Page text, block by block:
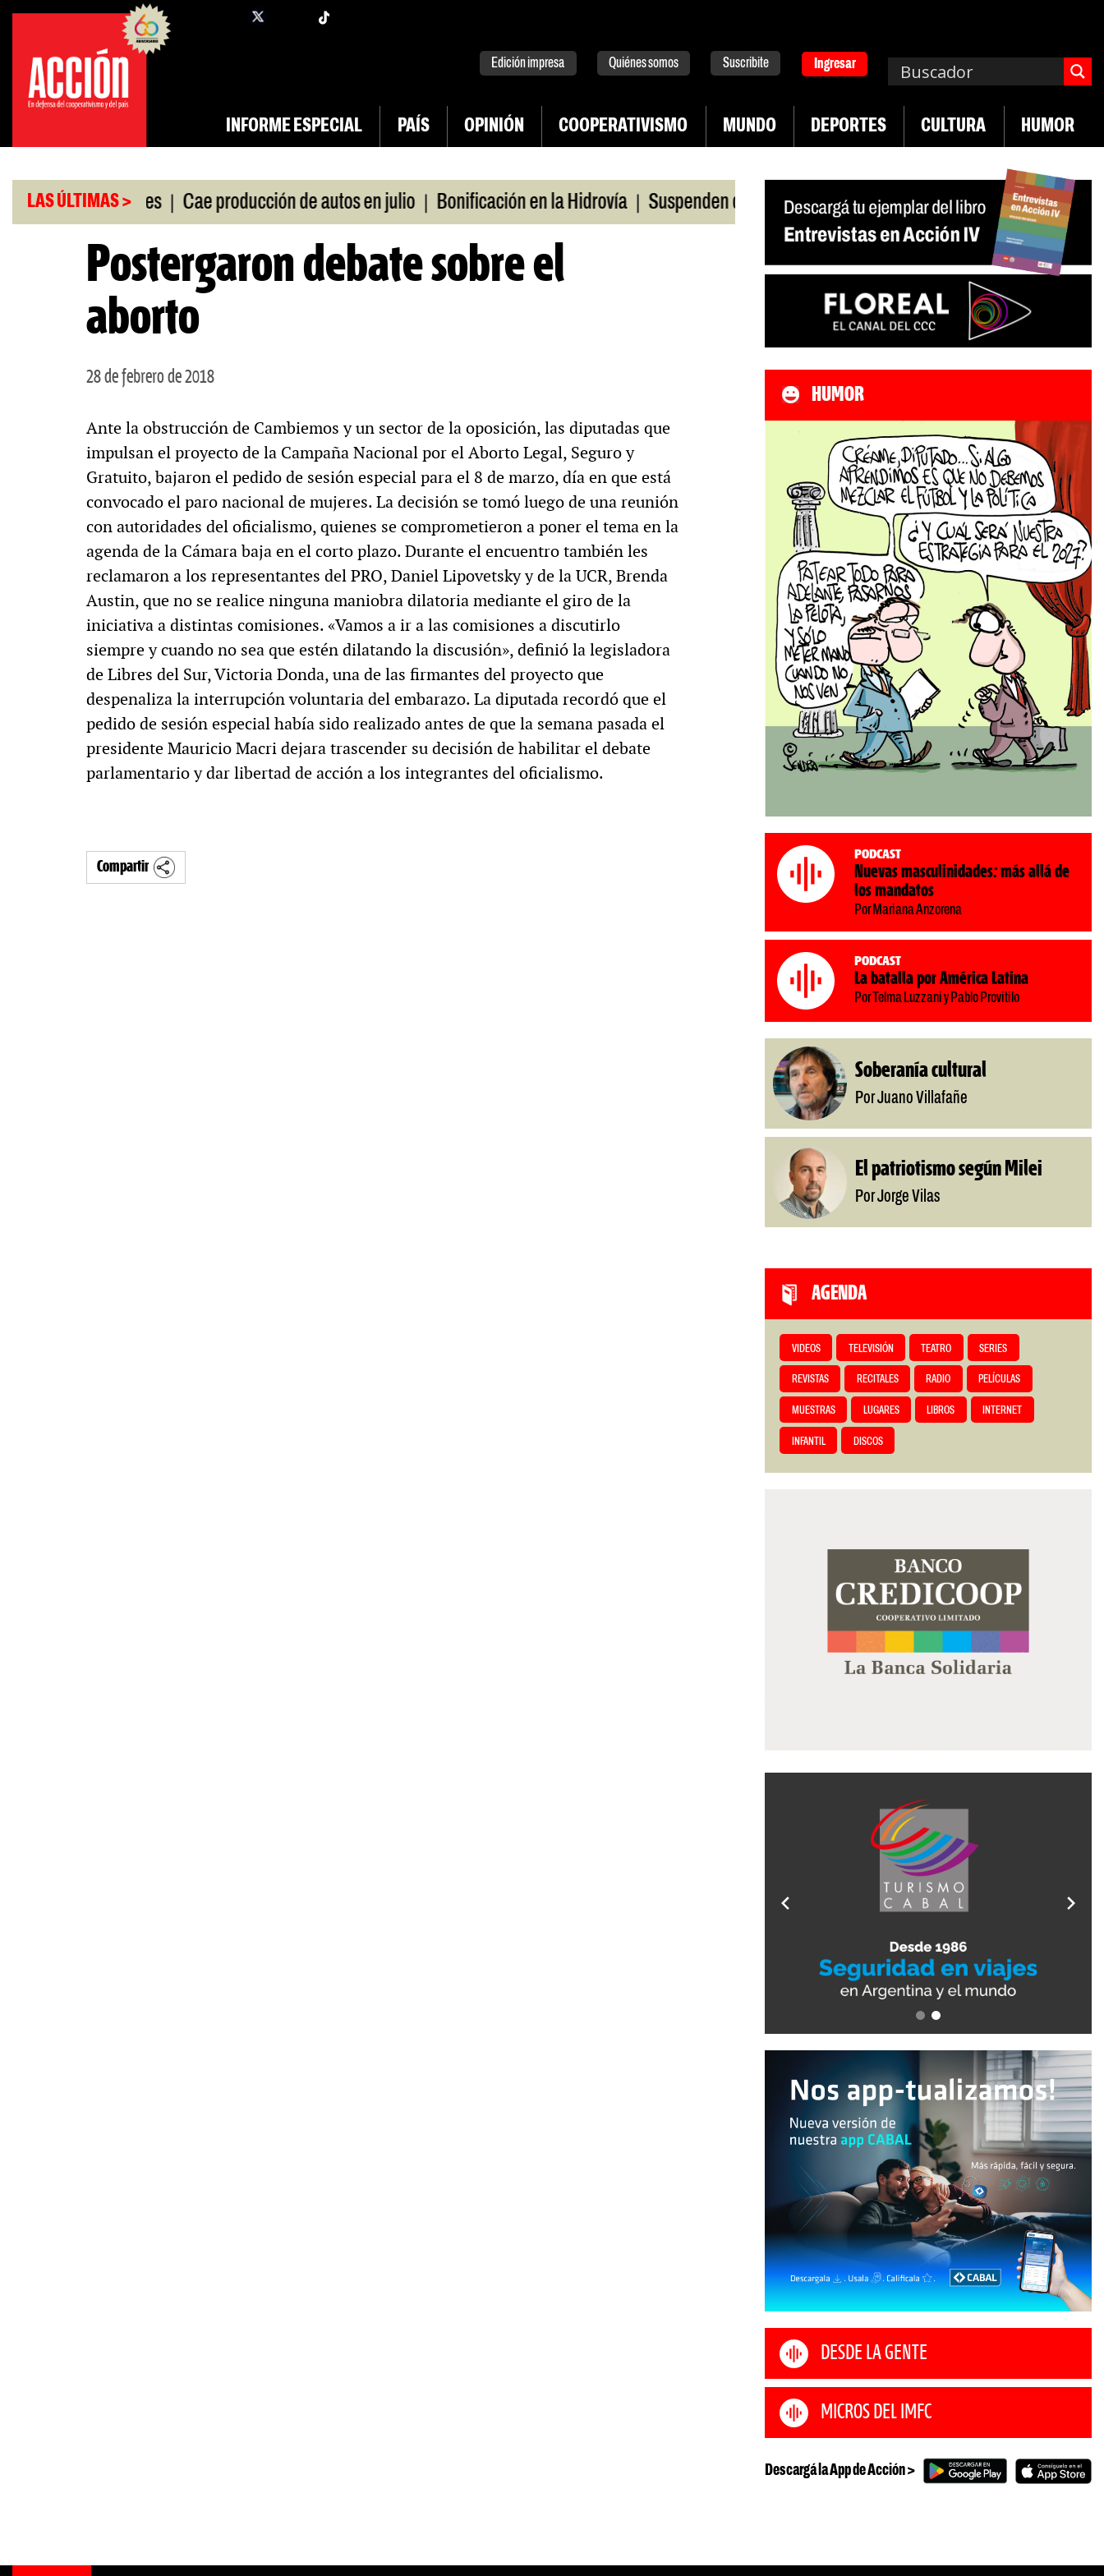
Saltar
contenido
facebook
Edición impresa Quiénes somos Suscribite Ingresar
INFORME ESPECIAL PAÍS OPINIÓN COOPERATIVISMO MUNDO DEPORTES CULTURA HUMOR
LAS ÚLTIMAS >
Feria de Editores Cae producción de autos en julio | Bonificación en la Hidrovía | Suspenden desregulación del practicaje | Denuncias por violencia
Postergaron debate sobre el
aborto
28 de febrero de 2018
Ante la obstrucción de Cambiemos y un sector de la oposición, las diputadas que
impulsan el proyecto de la Campaña Nacional por el Aborto Legal, Seguro y
Gratuito, bajaron el pedido de sesión especial para el 8 de marzo, día en que está
convocado el paro nacional de mujeres. La decisión se tomó luego de una reunión
con autoridades del oficialismo, quienes se comprometieron a poner el tema en la
agenda de la Cámara baja en el corto plazo. Durante el encuentro también les
reclamaron a los representantes del PRO, Daniel Lipovetsky y de la UCR, Brenda
Austin, que no se realice ninguna maniobra dilatoria mediante el giro de la
iniciativa a distintas comisiones. «Vamos a ir a las comisiones a discutirlo
siempre y cuando no sea que estén dilatando la discusión», definió la legisladora
de Libres del Sur, Victoria Donda, una de las firmantes del proyecto que
despenaliza la interrupción voluntaria del embarazo. La diputada recordó que el
pedido de sesión especial había sido realizado antes de que la semana pasada el
presidente Mauricio Macri dejara trascender su decisión de habilitar el debate
parlamentario y dar libertad de acción a los integrantes del oficialismo.
Compartir
HUMOR
Podcast
Nuevas masculinidades: más allá de
los mandatos
Por Mariana Anzorena
Podcast
La batalla por América Latina
Por Telma Luzzani y Pablo Provitilo
Soberanía cultural
Por Juano Villafañe
El patriotismo según Milei
Por Jorge Vilas
AGENDA
VIDEOS TELEVISIÓN TEATRO SERIES
REVISTAS RECITALES RADIO PELÍCULAS
MUESTRAS LUGARES LIBROS INTERNET
INFANTIL DISCOS
DESDE LA GENTE
MICROS DEL IMFC
Descargá la App de Acción >